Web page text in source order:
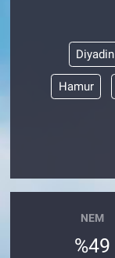
Diyadin
Hamur
NEM
%49